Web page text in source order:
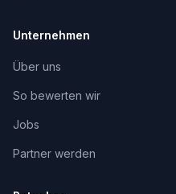
Unternehmen
Über uns
So bewerten wir
Jobs
Partner werden